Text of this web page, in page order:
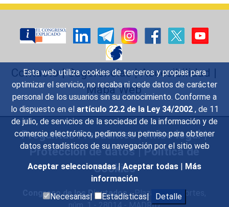
Esta web utiliza cookies de terceros y propias para
optimizar el servicio, no recaba ni cede datos de carácter
personal de los usuarios sin su conocimiento. Conforme a
lo dispuesto en el artículo 22.2 de la Ley 34/2002 , de 11
de julio, de servicios de la sociedad de la información y de
comercio electrónico, pedimos su permiso para obtener
datos estadísticos de su navegación por el sitio web
Aceptar seleccionadas | Aceptar todas | Más
información
Necesarias|
Estadísticas| Detalle
Contacto|Sugerencias|Accesibilidad |
Mapa Web
Preguntas Frecuentes|Aviso legal|
Protección de datos|Política de
Cookies
Congreso de los Diputados- Plaza de las Cortes,
núm. 1 - 28014 - MADRID